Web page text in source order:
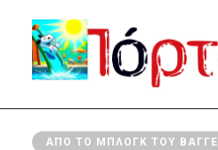
ΑΠΌ ΤΟ ΜΠΛΟΓΚ ΤΟΥ